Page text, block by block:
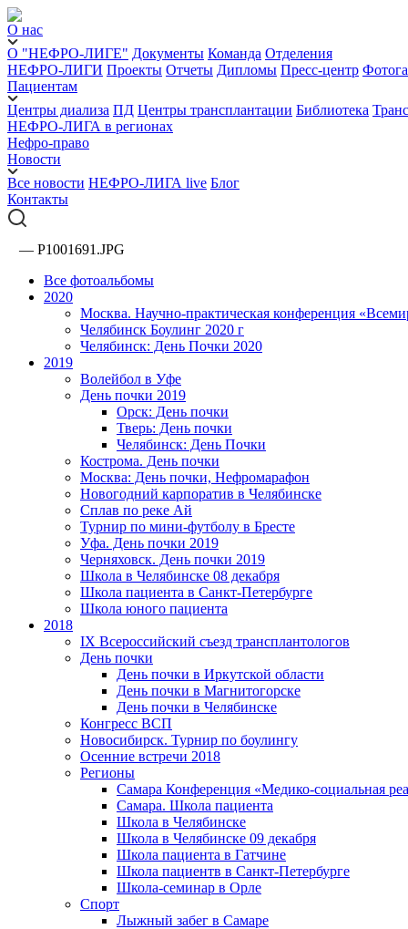
О нас
О "НЕФРО-ЛИГЕ" Документы Команда Отделения
НЕФРО-ЛИГИ Проекты Отчеты Дипломы Пресс-центр
Пациентам
Центры диализа ПД Центры трансплантации Библиотека
НЕФРО-ЛИГА в регионах
Нефро-право
Новости
Все новости НЕФРО-ЛИГА live Блог
Контакты
— P1001691.JPG
Все фотоальбомы
2020
Москва. Научно-практическая конференция
Челябинск Боулинг 2020 г
Челябинск: День Почки 2020
2019
Волейбол в Уфе
День почки 2019
Орск: День почки
Тверь: День почки
Челябинск: День Почки
Кострома. День почки
Москва: День почки, Нефромарафон
Новогодний карпоратив в Челябинске
Сплав по реке Ай
Турнир по мини-футболу в Бресте
Уфа. День почки 2019
Черняховск. День почки 2019
Школа в Челябинске 08 декабря
Школа пациента в Санкт-Петербурге
Школа юного пациента
2018
IX Всероссийский съезд трансплантологов
День почки
День почки в Иркутской области
День почки в Магнитогорске
День почки в Челябинске
Конгресс ВСП
Новосибирск. Турнир по боулингу
Осенние встречи 2018
Регионы
Самара Конференция «Медико-социальная
Самара. Школа пациента
Школа в Челябинске
Школа в Челябинске 09 декабря
Школа пациента в Гатчине
Школа пациентв в Санкт-Петербурге
Школа-семинар в Орле
Спорт
Лыжный забег в Самаре